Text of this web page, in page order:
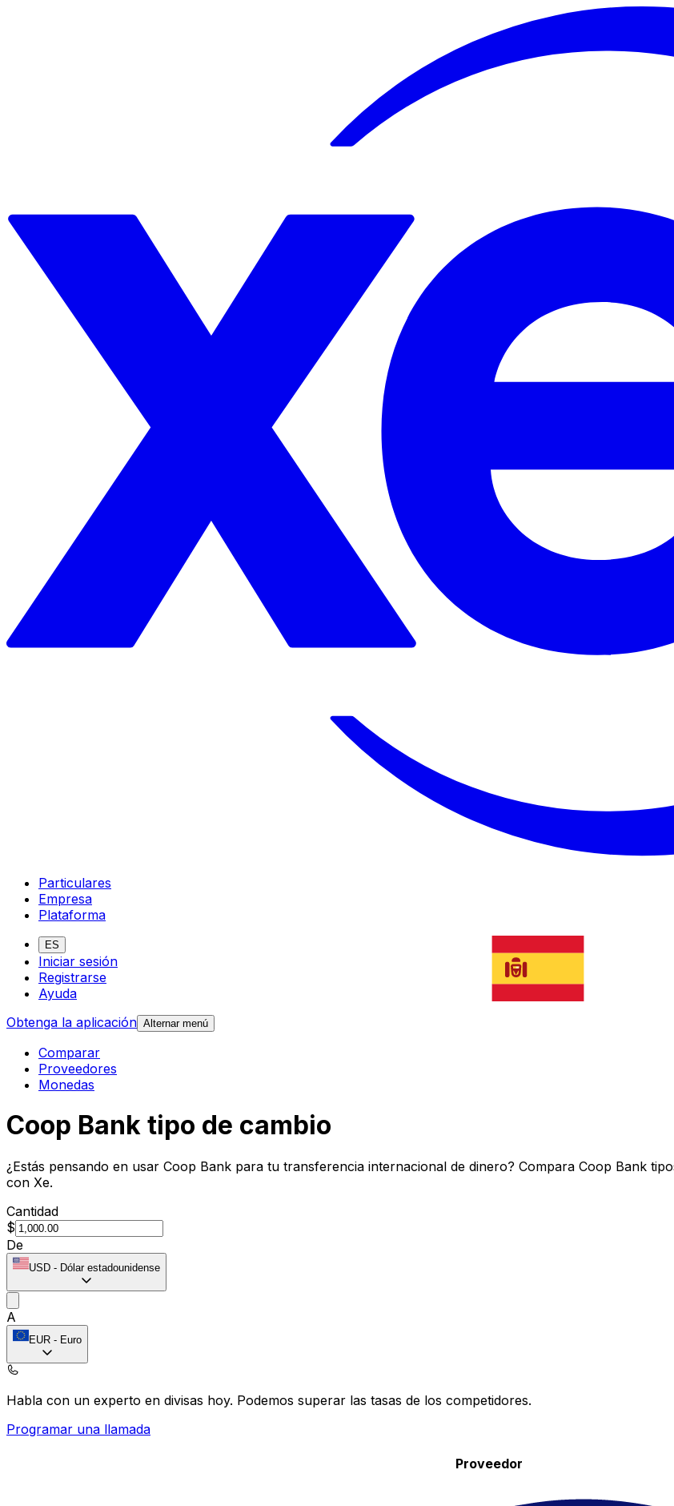
Particulares
Empresa
Plataforma
ES
Iniciar sesión
Registrarse
Ayuda
Obtenga la aplicación Alternar menú
Comparar
Proveedores
Monedas
Coop Bank tipo de cambio
¿Estás pensando en usar Coop Bank para tu transferencia internacional de dinero? Compara Coop Bank
con Xe.
Cantidad
$
De
USD - Dólar estadounidense
A
EUR - Euro
Habla con un experto en divisas hoy. Podemos superar las tasas de los competidores.
Programar una llamada
Proveedor